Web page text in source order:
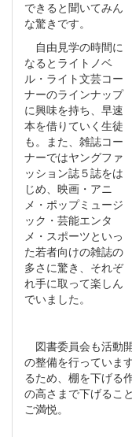
できると聞いてみん
な驚きです。
自由見学の時間に
なるとライトノベ
ル・ライト文芸コー
ナーのラインナップ
に興味を持ち、早速
本を借りていく生徒
も。また、雑誌コー
ナーではヤングファ
ッション誌５誌をは
じめ、映画・アニ
メ・ポップミュージ
ック・芸能エンタ
メ・スポーツといっ
た若者向けの雑誌の
多さに驚き、それぞ
れ手に取って楽しん
でいました。
図書委員会も活動
の整備を行っていま
るため、棚を下げる
の高さまで下げるこ
ご満悦。